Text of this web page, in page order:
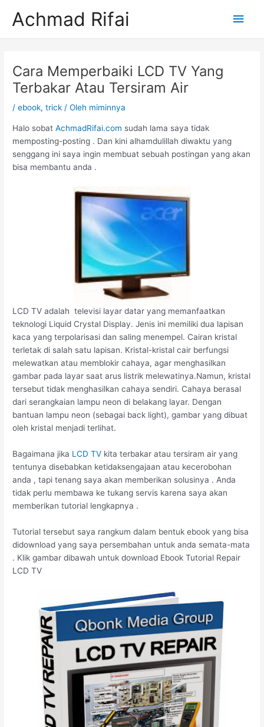
Achmad Rifai
Cara Memperbaiki LCD TV Yang
Terbakar Atau Tersiram Air
/ebook,trick / Oleh miminnya
Halo sobatAchmadRifai.com sudah lama saya tidak
memposting-posting . Dan kini alhamdulillah diwaktu yang
senggang ini saya ingin membuat sebuah postingan yang akan
bisa membantu anda .
LCD TV adalah televisi layar datar yang memanfaatkan
teknologi Liquid Crystal Display. Jenis ini memiliki dua lapisan
kaca yang terpolarisasi dan saling menempel. Cairan kristal
terletak di salah satu lapisan. Kristal-kristal cair berfungsi
melewatkan atau memblokir cahaya, agar menghasilkan
gambar pada layar saat arus listrik melewatinya.Namun, kristal
tersebut tidak menghasilkan cahaya sendiri. Cahaya berasal
dari serangkaian lampu neon di belakang layar. Dengan
bantuan lampu neon (sebagai back light), gambar yang dibuat
oleh kristal menjadi terlihat.
Bagaimana jika LCD TV kita terbakar atau tersiram air yang
tentunya disebabkan ketidaksengajaan atau kecerobohan
anda , tapi tenang saya akan memberikan solusinya . Anda
tidak perlu membawa ke tukang servis karena saya akan
memberikan tutorial lengkapnya .
Tutorial tersebut saya rangkum dalam bentuk ebook yang bisa
didownload yang saya persembahan untuk anda semata-mata
. Klik gambar dibawah untuk download Ebook Tutorial Repair
LCD TV